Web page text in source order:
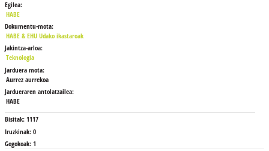
Egilea:
HABE
Dokumentu-mota:
HABE & EHU Udako ikastaroak
Jakintza-arloa:
Teknologia
Jarduera mota:
Aurrez aurrekoa
Jardueraren antolatzailea:
HABE
Bisitak: 1117
Iruzkinak: 0
Gogokoak: 1